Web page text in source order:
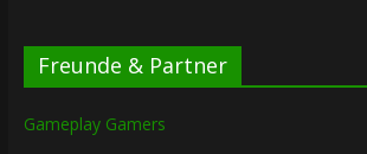
Freunde & Partner
Gameplay Gamers